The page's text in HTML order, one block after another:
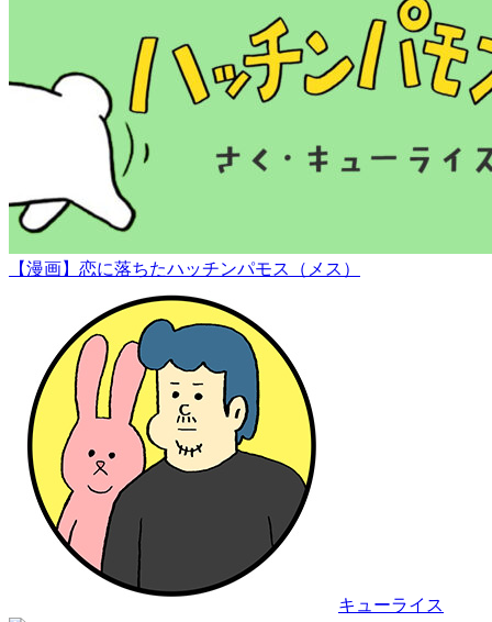
【漫画】恋に落ちたハッチンパモス（メス）
キューライス